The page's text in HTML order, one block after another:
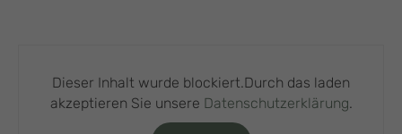
Dieser Inhalt wurde blockiert.Durch das laden
akzeptieren Sie unsere Datenschutzerklärung.